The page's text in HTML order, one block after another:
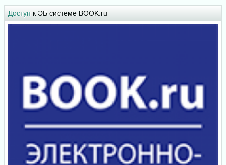
Доступ к ЭБ системе BOOK.ru